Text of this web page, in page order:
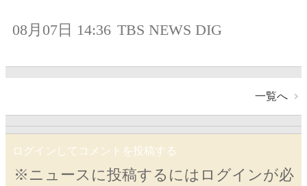
08月07日 14:36 TBS NEWS DIG
一覧へ
ログインしてコメントを投稿する
※ニュースに投稿するにはログインが必